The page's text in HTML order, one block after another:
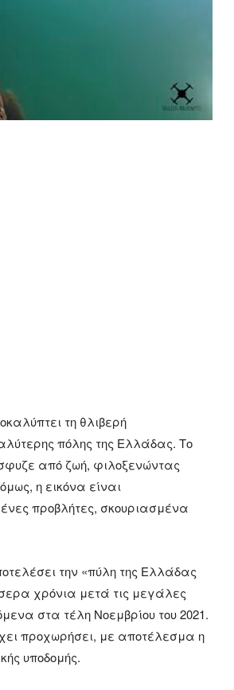
τη θλιβερή
πόλης της Ελλάδας. Το
από ζωή, φιλοξενώντας
η εικόνα είναι
προβλήτες, σκουριασμένα
την «πύλη της Ελλάδας
χρόνια μετά τις μεγάλες
στα τέλη Νοεμβρίου του 2021.
προχωρήσει, με αποτέλεσμα η
υποδομής.